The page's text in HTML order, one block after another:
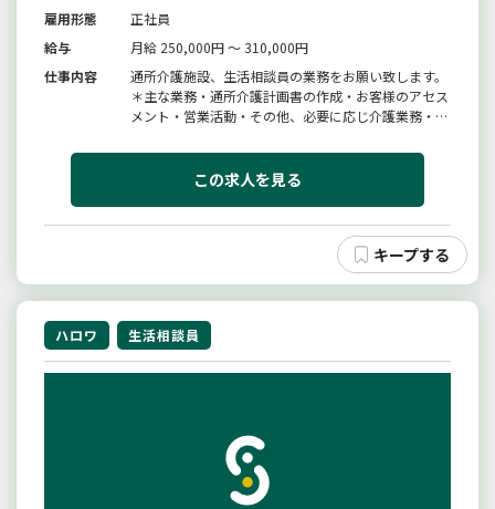
雇用形態
正社員
給与
月給 250,000円 ～ 310,000円
仕事内容
通所介護施設、生活相談員の業務をお願い致します。
＊主な業務・通所介護計画書の作成・お客様のアセス
メント・営業活動・その他、必要に応じ介護業務・送
会で他施設の生活相談員との研修会や生活相談員グ
ループチャットで疑問などを書き込み、都度やりとり
この求人を見る
ハロワ 生活相談員